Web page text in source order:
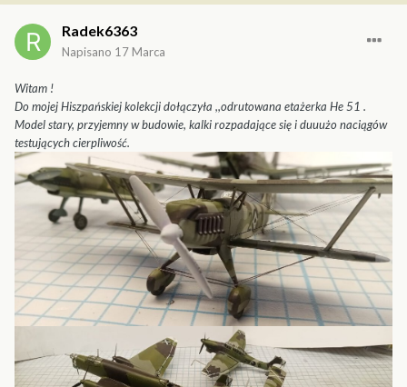
Radek6363
Napisano 17 Marca
Witam !
Do mojej Hiszpańskiej kolekcji dołączyła ,,odrutowana etażerka He 51 .
Model stary, przyjemny w budowie, kalki rozpadające się i duuużo naciągów
testujących cierpliwość.